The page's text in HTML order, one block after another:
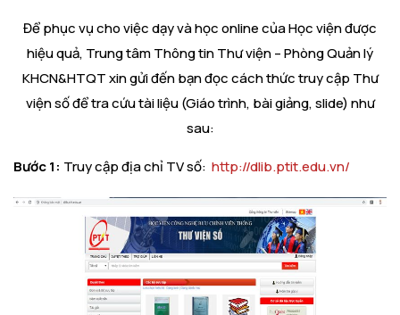
Để phục vụ cho việc dạy và học online của Học viện được
hiệu quả, Trung tâm Thông tin Thư viện – Phòng Quản lý
KHCN&HTQT xin gửi đến bạn đọc cách thức truy cập Thư
viện số để tra cứu tài liệu (Giáo trình, bài giảng, slide) như
sau:
Bước 1: Truy cập địa chỉ TV số: http://dlib.ptit.edu.vn/